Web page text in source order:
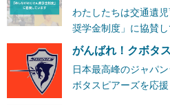
わたしたちは交通遺
奨学金制度」に協賛し
がんばれ！クボタ
日本最高峰のジャパ
ボタスピアーズを応援